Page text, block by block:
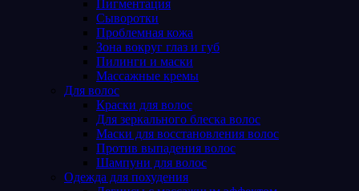
Пигментация
Сыворотки
Проблемная кожа
Зона вокруг глаз и губ
Пилинги и маски
Массажные кремы
Для волос
Краски для волос
Для зеркального блеска волос
Маски для восстановления волос
Против выпадения волос
Шампуни для волос
Одежда для похудения